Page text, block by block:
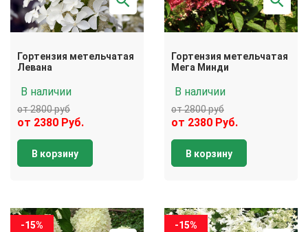
Гортензия метельчатая
Левана
В наличии
от 2800 руб
от 2380 Руб.
В корзину
Гортензия метельчатая
Мега Минди
В наличии
от 2800 руб
от 2380 Руб.
В корзину
-15% -15%